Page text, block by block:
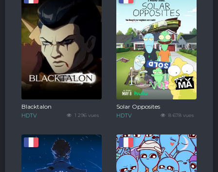
1 296 vues
Blacktalon
HDTV 8 678 vues
Solar Opposites
HDTV